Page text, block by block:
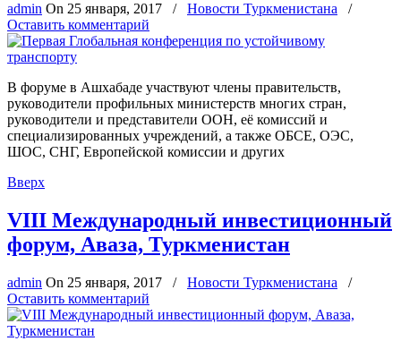
admin On 25 января, 2017 / Новости Туркменистана
/
Оставить комментарий
В форуме в Ашхабаде участвуют члены правительств,
руководители профильных министерств многих стран,
руководители и представители ООН, её комиссий и
специализированных учреждений, а также ОБСЕ, ОЭС,
ШОС, СНГ, Европейской комиссии и других
Вверх
VIII Международный инвестиционный
форум, Аваза, Туркменистан
admin On 25 января, 2017 / Новости Туркменистана
/
Оставить комментарий